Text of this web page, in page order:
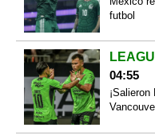
futbol
04:55